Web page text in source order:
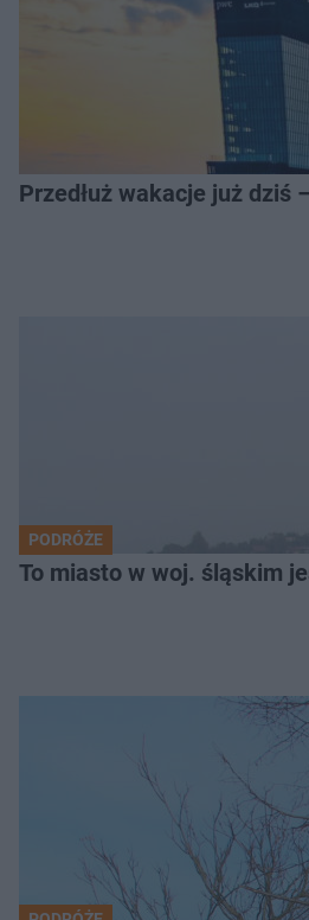
Przedłuż wakacje już dziś
PODRÓŻE
To miasto w woj. śląskim